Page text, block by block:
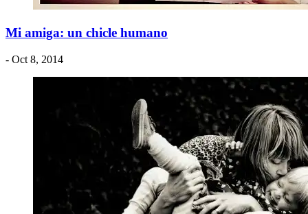
Mi amiga: un chicle humano
- Oct 8, 2014